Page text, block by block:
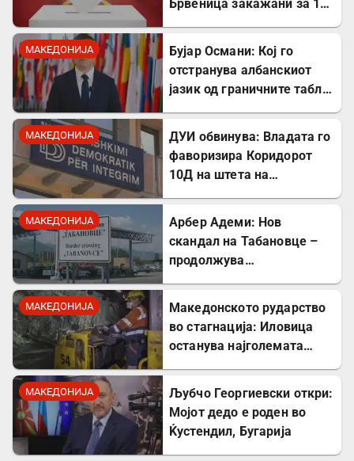
Брвеница закажани за 18
МАКЕДОНИЈА
Бујар Османи: Кој го
отстранува албанскиот
јазик од граничните табли,
МАКЕДОНИЈА
ДУИ обвинува: Владата го
фаворизира Коридорот
10Д на штета на
МАКЕДОНИЈА
Арбер Адеми: Нов
скандал на Табановце –
продолжува
МАКЕДОНИЈА
Македонското рударство
во стагнација: Иловица
останува најголемата
МАКЕДОНИЈА
Љубчо Георгиевски откри:
Мојот дедо е роден во
Ќустендил, Бугарија